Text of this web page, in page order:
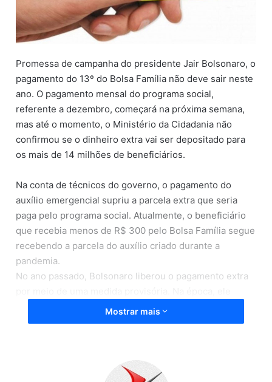
a
i
l
Promessa de campanha do presidente Jair Bolsonaro, o
pagamento do 13º do Bolsa Família não deve sair neste
ano. O pagamento mensal do programa social,
referente a dezembro, começará na próxima semana,
mas até o momento, o Ministério da Cidadania não
confirmou se o dinheiro extra vai ser depositado para
os mais de 14 milhões de beneficiários.
Na conta de técnicos do governo, o pagamento do
auxílio emergencial supriu a parcela extra que seria
paga pelo programa social. Atualmente, o beneficiário
que recebia menos de R$ 300 pelo Bolsa Família segue
recebendo a parcela do auxílio criado durante a
pandemia.
No ano passado, Bolsonaro liberou o pagamento extra
assegurou que o pagamento seria anual, mas,
conforme apurou oCorreio, uma nova MP sobre o tema
Para Michelle Saldanha, analista social, o dinheiro extra
Mostrar mais